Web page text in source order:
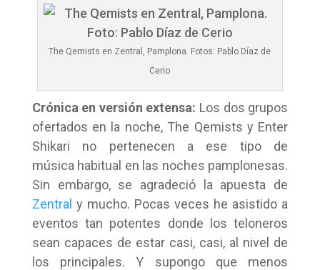
The Qemists en Zentral, Pamplona. Fotos: Pablo Díaz de
Cerio
Crónica en versión extensa: Los dos grupos
ofertados en la noche, The Qemists y Enter
Shikari no pertenecen a ese tipo de
música habitual en las noches pamplonesas.
Sin embargo, se agradeció la apuesta de
Zentral y mucho. Pocas veces he asistido a
eventos tan potentes donde los teloneros
sean capaces de estar casi, casi, al nivel de
los principales. Y supongo que menos